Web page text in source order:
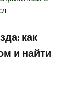
как
и найти